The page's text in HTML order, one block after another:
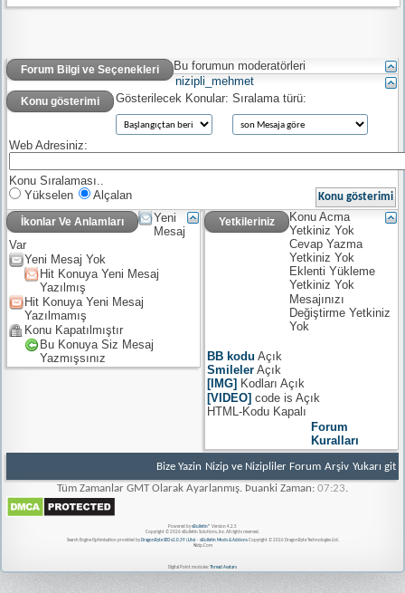
Forum Bilgi ve Seçenekleri
Bu forumun moderatörleri
nizipli_mehmet
Konu gösterimi Gösterilecek Konular: Sıralama türü:
Web Adresiniz:
Konu Sıralaması..
Yükselen
Alçalan
İkonlar Ve Anlamları
Yeni
Mesaj
Var
Yeni Mesaj Yok
Hit Konuya Yeni Mesaj
Yazılmış
Hit Konuya Yeni Mesaj
Yazılmamış
Konu Kapatılmıştır
Bu Konuya Siz Mesaj
Yazmışsınız
Yetkileriniz
Konu Acma
YetkinizYok
Cevap Yazma
YetkinizYok
Eklenti Yükleme
YetkinizYok
Mesajınızı
Değiştirme Yetkiniz
Yok
BB kodu Açık
Smileler Açık
[IMG] KodlarıAçık
[VIDEO] code isAçık
HTML-Kodu Kapalı
Forum
Kuralları
Bize Yazin Nizip ve Nizipliler Forum Arşiv Yukarı git
Tüm Zamanlar GMT Olarak Ayarlanmış. Þuanki Zaman: 07:23.
Powered by vBulletin® Version 4.2.5
Copyright © 2026 vBulletin Solutions, Inc. All rights reserved.
Search Engine Optimisation provided by DragonByte SEO v2.0.39 (Lite)- vBulletin Mods & AddonsCopyright © 2026 DragonByte Technologies Ltd.
Nizip.Com
Digital Point modules: Thread Avatars